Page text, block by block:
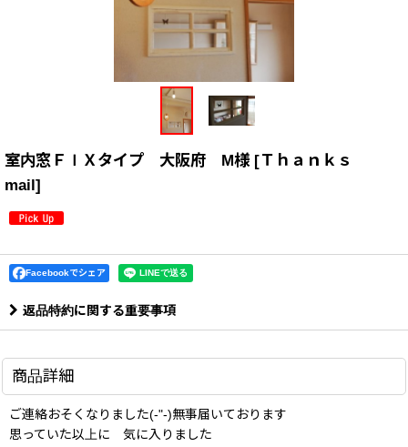
室内窓ＦＩＸタイプ 大阪府 M様 [Ｔｈａｎｋｓ
mail]
Facebookでシェア
返品特約に関する重要事項
商品詳細
ご連絡おそくなりました(-"-)無事届いております
思っていた以上に 気に入りました